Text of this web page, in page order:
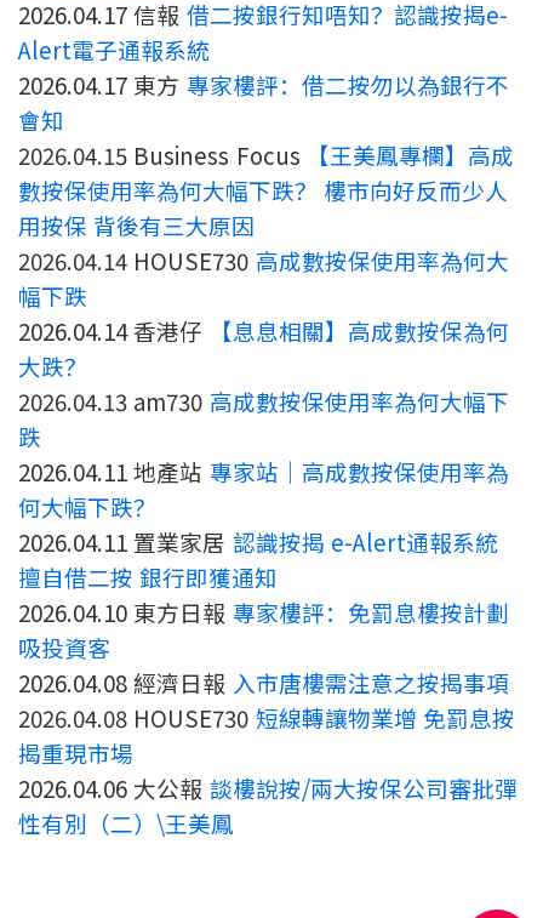
2026.04.17 信報 借二按銀行知唔知？認識按揭e-
Alert電子通報系統
2026.04.17 東方 專家樓評：借二按勿以為銀行不
會知
2026.04.15 Business Focus
【王美鳳專欄】高成
數按保使用率為何大幅下跌？ 樓市向好反而少人
用按保 背後有三大原因
2026.04.14 HOUSE730 高成數按保使用率為何大
幅下跌
2026.04.14 香港仔
【息息相關】高成數按保為何
大跌？
2026.04.13 am730 高成數按保使用率為何大幅下
跌
2026.04.11 地產站 專家站｜高成數按保使用率為
何大幅下跌？
2026.04.11 置業家居 認識按揭 e-Alert通報系統
擅自借二按 銀行即獲通知
2026.04.10 東方日報 專家樓評：免罰息樓按計劃
吸投資客
2026.04.08 經濟日報 入市唐樓需注意之按揭事項
2026.04.08 HOUSE730 短線轉讓物業增 免罰息按
揭重現市場
2026.04.06 大公報 談樓說按/兩大按保公司審批彈
性有別（二）\王美鳳